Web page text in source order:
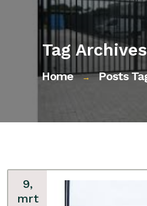
Tag
Home → Posts
9,
mrt